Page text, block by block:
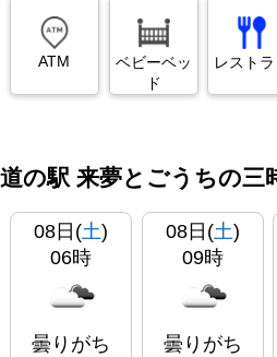
ATM
ベビーベッ
ド
レスト
道の駅 来夢とごうちの三
08日(土)
06時
曇りがち
08日(土)
09時
曇りがち